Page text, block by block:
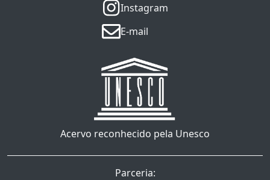
Instagram
E-mail
Acervo reconhecido pela Unesco
Parceria: